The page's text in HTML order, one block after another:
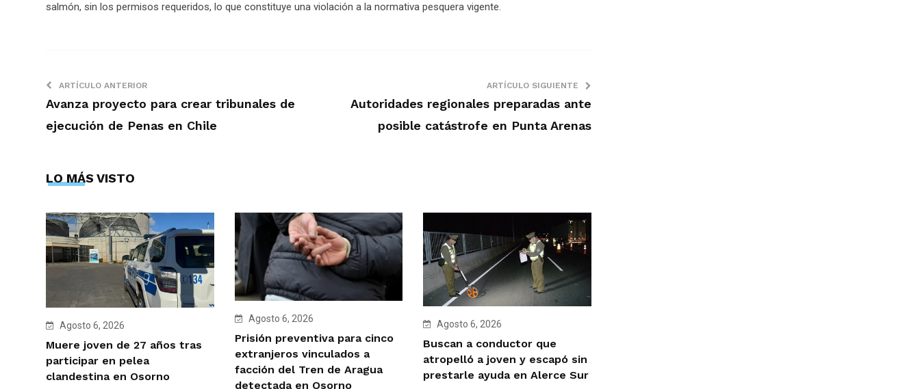
salmón, sin los permisos requeridos, lo que constituye una violación a la normativa pesquera vigente.
ARTÍCULO ANTERIOR
Avanza proyecto para crear tribunales de
ejecución de Penas en Chile
ARTÍCULO SIGUIENTE
Autoridades regionales preparadas ante
posible catástrofe en Punta Arenas
LO MÁS VISTO
Agosto 6, 2026
Muere joven de 27 años tras
participar en pelea
clandestina en Osorno
Agosto 6, 2026
Prisión preventiva para cinco
extranjeros vinculados a
facción del Tren de Aragua
detectada en Osorno
Agosto 6, 2026
Buscan a conductor que
atropelló a joven y escapó sin
prestarle ayuda en Alerce Sur